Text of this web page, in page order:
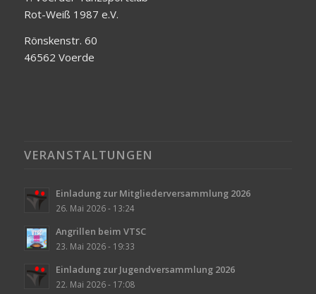
Rot-Weiß 1987 e.V.
Rönskenstr. 60
46562 Voerde
VERANSTALTUNGEN
Einladung zur Mitgliederversammlung 2026
26. Mai 2026 - 13:24
Angrillen beim VTSC
23. Mai 2026 - 19:33
Einladung zur Jugendversammlung 2026
22. Mai 2026 - 17:08